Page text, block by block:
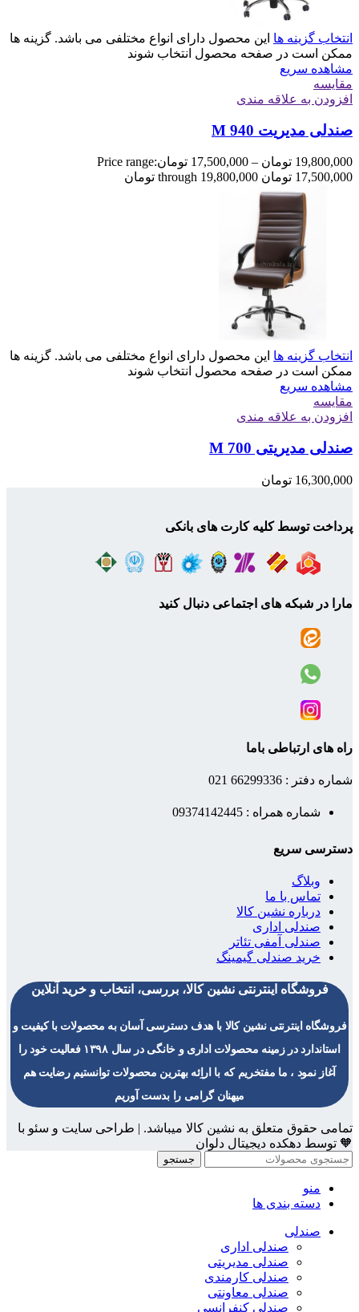
انتخاب گزینه ها این محصول دارای انواع مختلفی می باشد. گزینه ها
ممکن است در صفحه محصول انتخاب شوند
مشاهده سریع
مقایسه
افزودن به علاقه مندی
صندلی مدیریت M 940
19,800,000 تومان –
17,500,000 تومانPrice range:
17,500,000 تومان through 19,800,000 تومان
انتخاب گزینه ها این محصول دارای انواع مختلفی می باشد. گزینه ها
ممکن است در صفحه محصول انتخاب شوند
مشاهده سریع
مقایسه
افزودن به علاقه مندی
صندلی مدیریتی M 700
16,300,000 تومان
پرداخت توسط کلیه کارت های بانکی
مارا در شبکه های اجتماعی دنبال کنید
راه های ارتباطی باما
شماره دفتر : 66299336 021
شماره همراه : 09374142445
دسترسی سریع
وبلاگ
تماس با ما
درباره نشین کالا
صندلی اداری
صندلی آمفی تئاتر
خرید صندلی گیمینگ
فروشگاه اینترنتی نشین کالا، بررسی، انتخاب و خرید آنلاین
فروشگاه اینترنتی نشین کالا با هدف دسترسی آسان به محصولات با کیفیت و
استاندارد در زمینه محصولات اداری و خانگی در سال ۱۳۹۸ فعالیت خود را
آغاز نمود ، ما مفتخریم که با اراِئه بهترین محصولات توانستیم رضایت هم
میهنان گرامی را بدست آوریم
تمامی حقوق متعلق به نشین کالا میباشد. | طراحی سایت و سئو با
🧡 توسط دهکده دیجیتال دلوان
جستجو
منو
دسته بندی ها
صندلی
صندلی اداری
صندلی مدیریتی
صندلی کارمندی
صندلی معاونتی
صندلی کنفرانسی